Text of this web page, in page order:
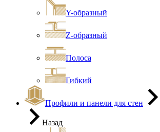
Y-образный
Z-образный
Полоса
Гибкий
Профили и панели для стен
Назад